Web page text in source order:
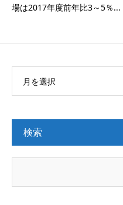
場は2017年度前年比3～5％...
月を選択
検索